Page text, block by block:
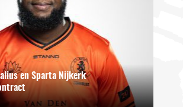
en Sparta Nijkerk